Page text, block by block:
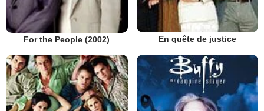
For the People (2002) En quête de justice